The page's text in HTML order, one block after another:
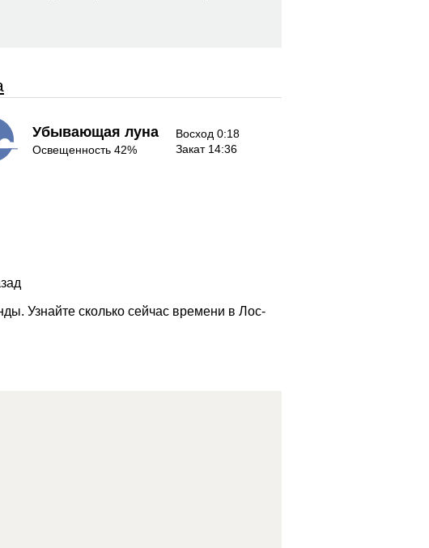
Убывающая луна
Освещенность 42%
Восход 0:18
Закат 14:36
Узнайте сколько сейчас времени в Лос-